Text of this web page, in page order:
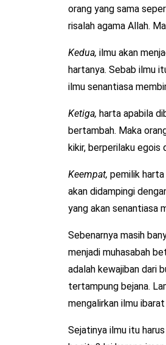
orang yang sama
risalah agama Allah.
Kedua, ilmu akan
hartanya. Sebab ilmu
ilmu senantiasa
Ketiga, harta apabila
bertambah. Maka
kikir, berperilaku egois
Keempat, pemilik
akan didampingi
yang akan senantiasa
Sebenarnya masih
menjadi muhasabah
adalah kewajiban dari
tertampung bejana.
mengalirkan ilmu
Sejatinya ilmu itu